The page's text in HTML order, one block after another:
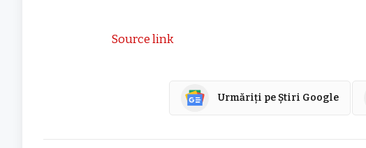
Source link
Urmăriți pe Știri Google